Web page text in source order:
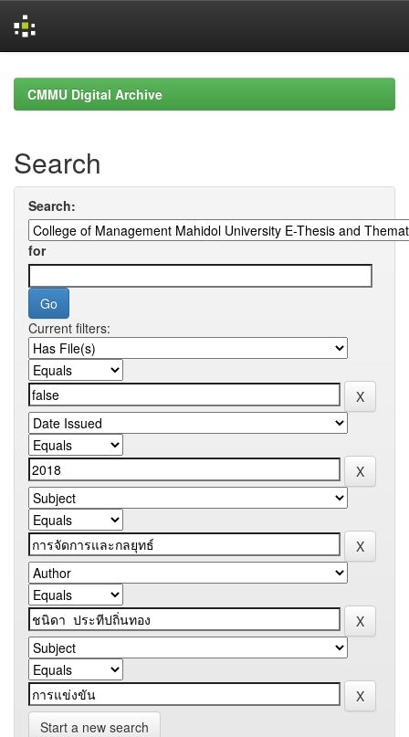
navigationCMMU Digital Archive
Search
Search:
for
Current filters:
Start a new search